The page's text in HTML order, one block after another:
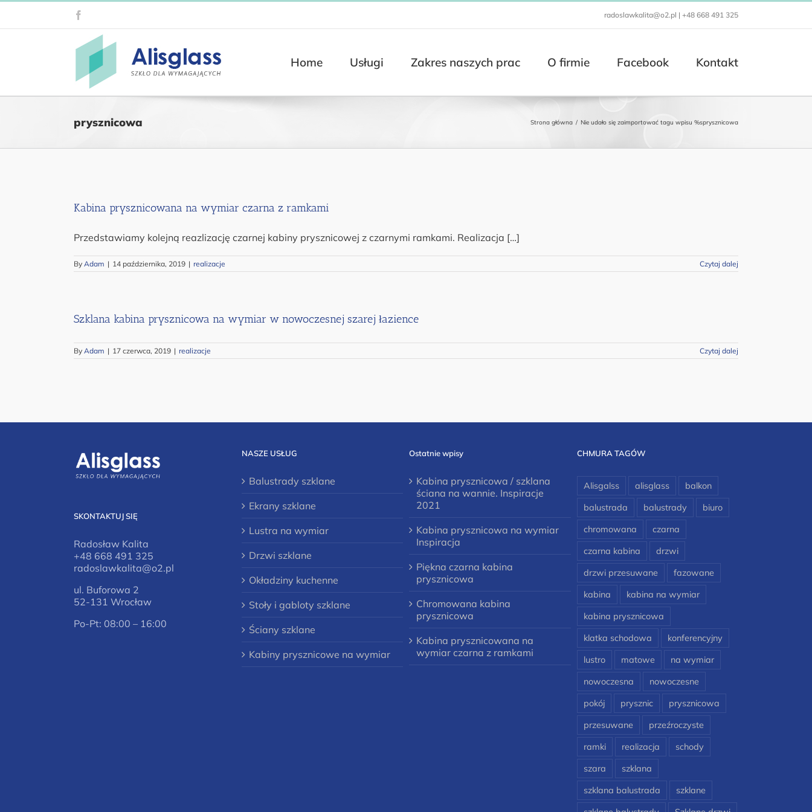
Przejdź
zawartości
radoslawkalita@o2.pl | +48 668 491 325
Home Usługi Zakres naszych prac O firmie Facebook Kontakt
prysznicowa Strona główna / Nie udało się zaimportować tagu wpisu %sprysznicowa
Kabina prysznicowana na wymiar czarna z ramkami
Przedstawiamy kolejną reazlizację czarnej kabiny prysznicowej z czarnymi ramkami. Realizacja […]
By Adam | 14 października, 2019 | realizacje Czytaj dalej
Szklana kabina prysznicowa na wymiar w nowoczesnej szarej łazience
By Adam | 17 czerwca, 2019 | realizacje Czytaj dalej
SKONTAKTUJ SIĘ
Radosław Kalita
+48 668 491 325
radoslawkalita@o2.pl
ul. Buforowa 2
52-131 Wrocław
Po-Pt: 08:00 – 16:00
NASZE USŁUG
Balustrady szklane
Ekrany szklane
Lustra na wymiar
Drzwi szklane
Okładziny kuchenne
Stoły i gabloty szklane
Ściany szklane
Kabiny prysznicowe na wymiar
Ostatnie wpisy
Kabina prysznicowa / szklana
ściana na wannie. Inspiracje
2021
Kabina prysznicowa na wymiar
Inspiracja
Piękna czarna kabina
prysznicowa
Chromowana kabina
prysznicowa
Kabina prysznicowana na
wymiar czarna z ramkami
CHMURA TAGÓW
Alisgalss alisglass
balkon
balustrada
balustrady
biuro
chromowana
czarna
czarna kabina
drzwi
drzwi przesuwane
fazowane
kabina
kabina na wymiar
kabina prysznicowa
klatka schodowa
konferencyjny
lustro
matowe
na wymiar
nowoczesna
nowoczesne
pokój
prysznic
prysznicowa
przesuwane
przeźroczyste
ramki
realizacja
schody
szara
szklana
szklana balustrada
szklane